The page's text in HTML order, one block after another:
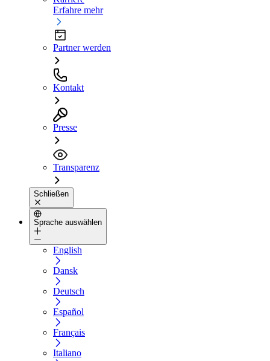
Erfahre mehr
Partner werden
Kontakt
Presse
Transparenz
Schließen
Sprache auswählen
English
Dansk
Deutsch
Español
Français
Italiano